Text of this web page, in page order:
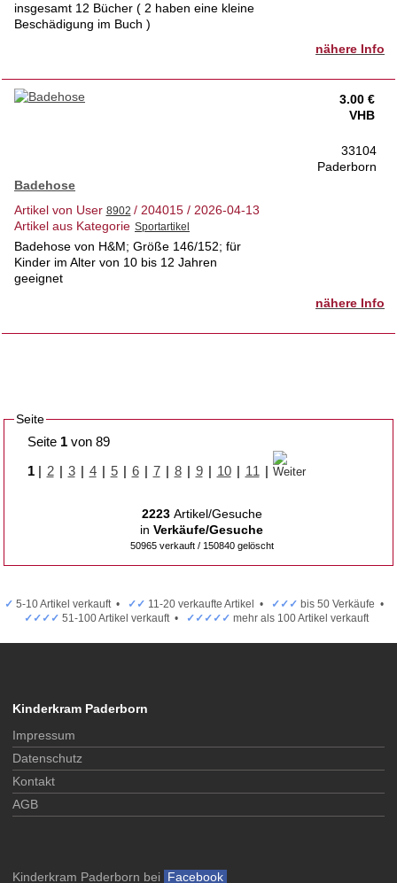
insgesamt 12 Bücher ( 2 haben eine kleine
Beschädigung im Buch )
nähere Info
3.00 €
VHB
33104
Paderborn
Badehose
Artikel von User
/ 204015 / 2026-04-13
Artikel aus Kategorie
Badehose von H&M; Größe 146/152; für
Kinder im Alter von 10 bis 12 Jahren
geeignet
nähere Info
Seite
Seite 1von 89
1| 2 | 3 | 4 | 5 | 6 | 7 | 8 | 9 | 10 | 11 |
2223Artikel/Gesuche
in Verkäufe/Gesuche
50965 verkauft / 150840 gelöscht
✓ 5-10 Artikel verkauft • ✓✓ 11-20 verkaufte Artikel • ✓✓✓ bis 50 Verkäufe •
✓✓✓✓ 51-100 Artikel verkauft • ✓✓✓✓✓ mehr als 100 Artikel verkauft
Kinderkram Paderborn
Impressum
Datenschutz
Kontakt
AGB
Kinderkram Paderborn bei Facebook